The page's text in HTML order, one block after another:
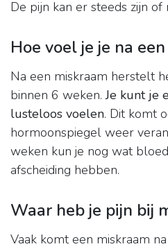
De pijn kan er steeds zijn
Hoe voel je je na
Na een miskraam herstelt
binnen 6 weken.Je kunt je
lusteloos voelen. Dit komt
hormoonspiegel weer
weken kun je nog wat
afscheiding hebben.
Waar heb je pijn bij
Vaak komt een miskraam